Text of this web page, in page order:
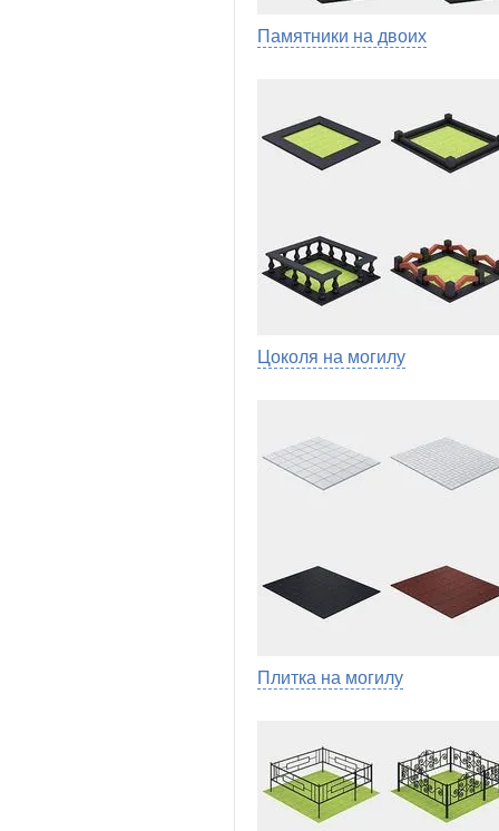
Памятники на двоих
Цоколя на могилу
Плитка на могилу